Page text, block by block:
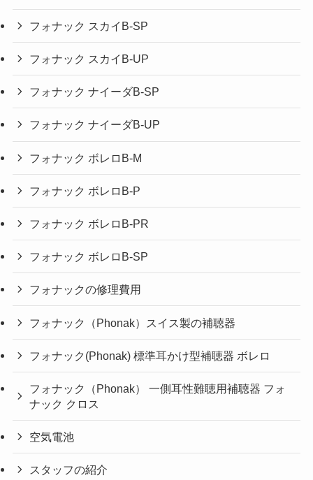
フォナック スカイB-SP
フォナック スカイB-UP
フォナック ナイーダB-SP
フォナック ナイーダB-UP
フォナック ボレロB-M
フォナック ボレロB-P
フォナック ボレロB-PR
フォナック ボレロB-SP
フォナックの修理費用
フォナック（Phonak）スイス製の補聴器
フォナック(Phonak) 標準耳かけ型補聴器 ボレロ
フォナック（Phonak） 一側耳性難聴用補聴器 フォ
ナック クロス
空気電池
スタッフの紹介